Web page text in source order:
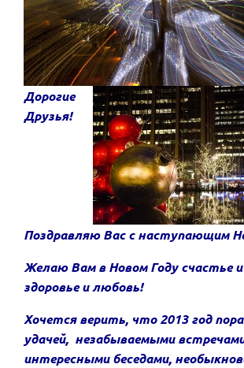
Дорогие
Друзья!
Поздравляю Вас с наступающим
Желаю Вам в Новом Году счастье
здоровье и любовь!
Хочется верить, что 2013 год
удачей, незабываемыми
интересными беседами,